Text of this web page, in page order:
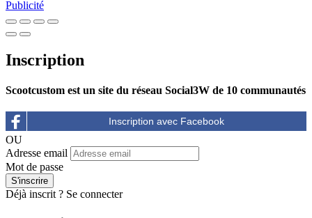
Publicité
Inscription
Scootcustom est un site du réseau Social3W de 10 communautés
OU
Adresse email
Mot de passe
Déjà inscrit ? Se connecter